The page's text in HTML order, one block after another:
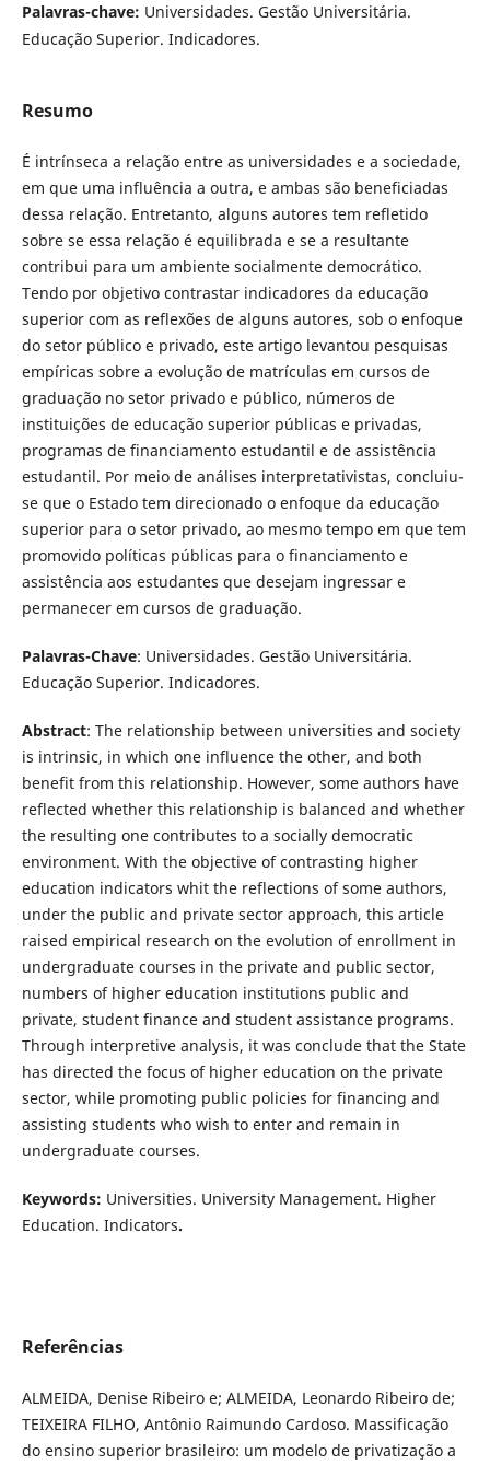
Palavras-chave: Universidades. Gestão Universitária.
Educação Superior. Indicadores.
Resumo
É intrínseca a relação entre as universidades e a sociedade,
em que uma influência a outra, e ambas são beneficiadas
dessa relação. Entretanto, alguns autores tem refletido
sobre se essa relação é equilibrada e se a resultante
contribui para um ambiente socialmente democrático.
Tendo por objetivo contrastar indicadores da educação
superior com as reflexões de alguns autores, sob o enfoque
do setor público e privado, este artigo levantou pesquisas
empíricas sobre a evolução de matrículas em cursos de
graduação no setor privado e público, números de
instituições de educação superior públicas e privadas,
programas de financiamento estudantil e de assistência
estudantil. Por meio de análises interpretativistas, concluiu-
se que o Estado tem direcionado o enfoque da educação
superior para o setor privado, ao mesmo tempo em que tem
promovido políticas públicas para o financiamento e
assistência aos estudantes que desejam ingressar e
permanecer em cursos de graduação.
Palavras-Chave: Universidades. Gestão Universitária.
Educação Superior. Indicadores.
Abstract: The relationship between universities and society
is intrinsic, in which one influence the other, and both
benefit from this relationship. However, some authors have
reflected whether this relationship is balanced and whether
the resulting one contributes to a socially democratic
environment. With the objective of contrasting higher
education indicators whit the reflections of some authors,
under the public and private sector approach, this article
raised empirical research on the evolution of enrollment in
undergraduate courses in the private and public sector,
numbers of higher education institutions public and
private, student finance and student assistance programs.
Through interpretive analysis, it was conclude that the State
has directed the focus of higher education on the private
sector, while promoting public policies for financing and
assisting students who wish to enter and remain in
undergraduate courses.
Keywords: Universities. University Management. Higher
Education. Indicators.
Referências
ALMEIDA, Denise Ribeiro e; ALMEIDA, Leonardo Ribeiro de;
TEIXEIRA FILHO, Antônio Raimundo Cardoso. Massificação
do ensino superior brasileiro: um modelo de privatização a